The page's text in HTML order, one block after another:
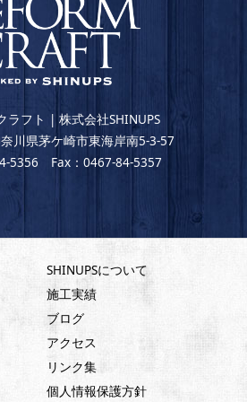
ラフト | 株式会社SHINUPS
川県茅ケ崎市東海岸南5-3-57
5356 Fax：0467-84-5357
SHINUPSについて
施工実績
ブログ
アクセス
リンク集
個人情報保護方針